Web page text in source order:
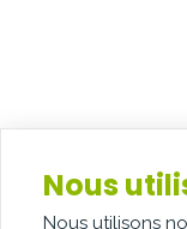
Nous
Nous utilisons